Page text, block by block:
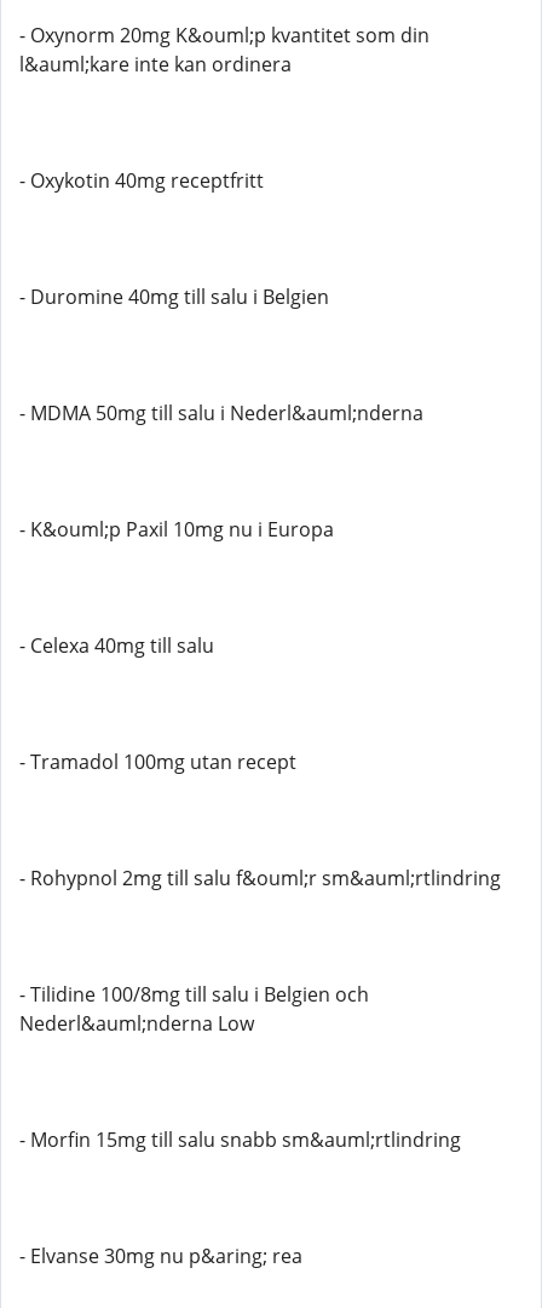
- Oxynorm 20mg K&ouml;p kvantitet som din
l&auml;kare inte kan ordinera
- Oxykotin 40mg receptfritt
- Duromine 40mg till salu i Belgien
- MDMA 50mg till salu i Nederl&auml;nderna
- K&ouml;p Paxil 10mg nu i Europa
- Celexa 40mg till salu
- Tramadol 100mg utan recept
- Rohypnol 2mg till salu f&ouml;r sm&auml;rtlindring
- Tilidine 100/8mg till salu i Belgien och
Nederl&auml;nderna Low
- Morfin 15mg till salu snabb sm&auml;rtlindring
- Elvanse 30mg nu p&aring; rea